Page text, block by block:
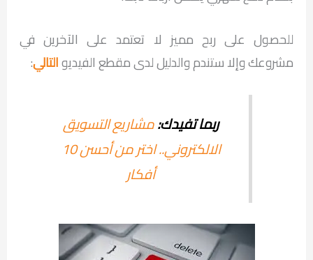
للحصول على ربح مميز لا تعتمد على الآخرين في
مشروعك وإلا ستندم والدليل لدى مقطع الفيديوالتالي:
ربما تفيدك:مشاريع التسويق
الالكتروني.. اختر من أحسن 10
أفكار